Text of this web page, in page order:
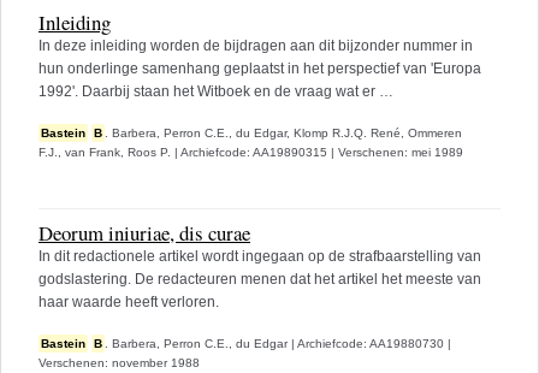
Inleiding
In deze inleiding worden de bijdragen aan dit bijzonder nummer in
hun onderlinge samenhang geplaatst in het perspectief van 'Europa
1992'. Daarbij staan het Witboek en de vraag wat er …
Bastein B . Barbera, Perron C.E., du Edgar, Klomp R.J.Q. René, Ommeren
F.J., van Frank, Roos P. Archiefcode: AA19890315 Verschenen: mei 1989
Deorum iniuriae, dis curae
In dit redactionele artikel wordt ingegaan op de strafbaarstelling van
godslastering. De redacteuren menen dat het artikel het meeste van
haar waarde heeft verloren.
Bastein B . Barbera, Perron C.E., du Edgar | Archiefcode: AA19880730 |
Verschenen: november 1988